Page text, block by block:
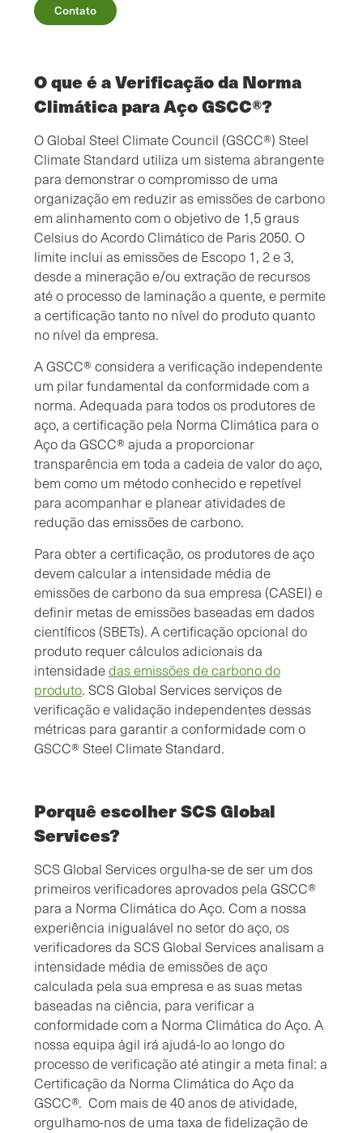
Contato
O que é a Verificação da Norma
Climática para Aço GSCC®?
O Global Steel Climate Council (GSCC®) Steel
Climate Standard utiliza um sistema abrangente
para demonstrar o compromisso de uma
organização em reduzir as emissões de carbono
em alinhamento com o objetivo de 1,5 graus
Celsius do Acordo Climático de Paris 2050. O
limite inclui as emissões de Escopo 1, 2 e 3,
desde a mineração e/ou extração de recursos
até o processo de laminação a quente, e permite
a certificação tanto no nível do produto quanto
no nível da empresa.
A GSCC® considera a verificação independente
um pilar fundamental da conformidade com a
norma. Adequada para todos os produtores de
aço, a certificação pela Norma Climática para o
Aço da GSCC® ajuda a proporcionar
transparência em toda a cadeia de valor do aço,
bem como um método conhecido e repetível
para acompanhar e planear atividades de
redução das emissões de carbono.
Para obter a certificação, os produtores de aço
devem calcular a intensidade média de
emissões de carbono da sua empresa (CASEI) e
definir metas de emissões baseadas em dados
científicos (SBETs). A certificação opcional do
produto requer cálculos adicionais da
intensidadedas emissões de carbono do
produto. SCS Global Services serviços de
verificação e validação independentes dessas
métricas para garantir a conformidade com o
GSCC® Steel Climate Standard.
Porquê escolher SCS Global
Services?
SCS Global Services orgulha-se de ser um dos
primeiros verificadores aprovados pela GSCC®
para a Norma Climática do Aço. Com a nossa
experiência inigualável no setor do aço, os
verificadores da SCS Global Services analisam a
intensidade média de emissões de aço
calculada pela sua empresa e as suas metas
baseadas na ciência, para verificar a
conformidade com a Norma Climática do Aço. A
nossa equipa ágil irá ajudá-lo ao longo do
processo de verificação até atingir a meta final: a
Certificação da Norma Climática do Aço da
GSCC®. Com mais de 40 anos de atividade,
orgulhamo-nos de uma taxa de fidelização de